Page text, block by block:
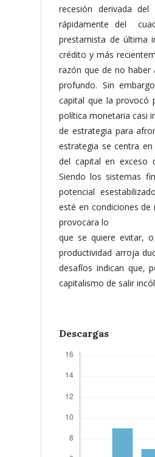
recesión derivada
rápidamente del
prestamista de última
crédito y más
razón que de no haber
profundo. Sin
capital que la provocó
política monetaria casi
de estrategia para
estrategia se centra
del capital en exceso
Siendo los sistemas
potencial
esté en condiciones
provocara lo
que se quiere evitar,
productividad arroja
desafíos indican que,
capitalismo de salir
Descargas